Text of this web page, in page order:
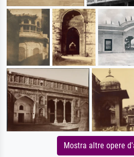
Mostra altre opere